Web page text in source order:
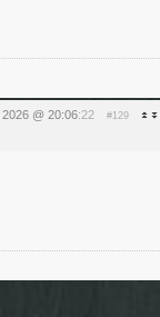
@ 20:06:22 #129